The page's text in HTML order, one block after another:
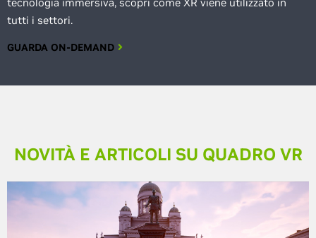
tutti i settori.
GUARDA ON-DEMAND
NOVITÀ E ARTICOLI SU QUADRO VR